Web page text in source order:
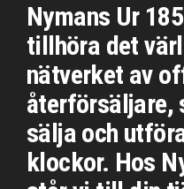
Nymans Ur
tillhöra det
nätverket av
återförsäljare,
sälja och
klockor. Hos